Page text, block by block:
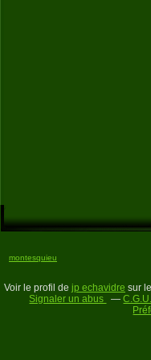
montesquieu
Voir le profil de jp echavidre sur
Signaler un abus
C.G.U.